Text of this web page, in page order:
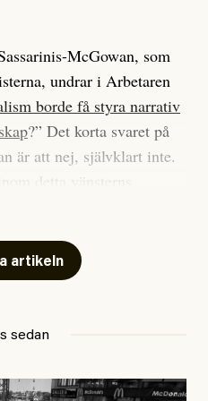
McGowan, som
undrar i Arbetaren
borde få styra narrativ
?” Det korta svaret på
är att nej, självklart inte.
detta vänsterns
många snarare än att
har i alla fall fungerat för
mot.
artikeln
sedan